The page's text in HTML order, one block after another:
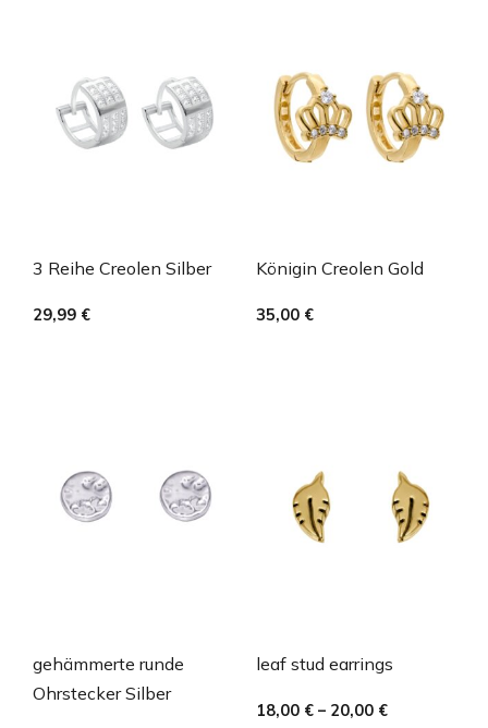
3 Reihe Creolen Silber
29,99 €
Königin Creolen Gold
35,00 €
gehämmerte runde
Ohrstecker Silber
leaf stud earrings
18,00 € – 20,00 €